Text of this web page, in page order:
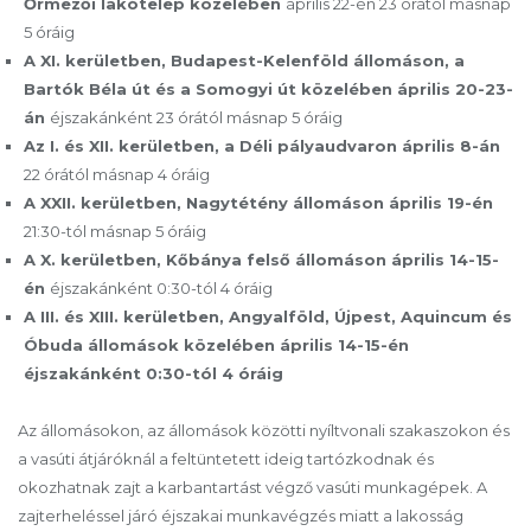
Őrmezői lakótelep közelében április 22-én 23 órától másnap
5 óráig
A XI. kerületben, Budapest-Kelenföld állomáson, a
Bartók Béla út és a Somogyi út közelében április 20-23-
án éjszakánként 23 órától másnap 5 óráig
Az I. és XII. kerületben, a Déli pályaudvaron április 8-án
22 órától másnap 4 óráig
A XXII. kerületben, Nagytétény állomáson április 19-én
21:30-tól másnap 5 óráig
A X. kerületben, Kőbánya felső állomáson április 14-15-
én éjszakánként 0:30-tól 4 óráig
A III. és XIII. kerületben, Angyalföld, Újpest, Aquincum és
Óbuda állomások közelében április 14-15-én
éjszakánként 0:30-tól 4 óráig
Az állomásokon, az állomások közötti nyíltvonali szakaszokon és
a vasúti átjáróknál a feltüntetett ideig tartózkodnak és
okozhatnak zajt a karbantartást végző vasúti munkagépek. A
zajterheléssel járó éjszakai munkavégzés miatt a lakosság